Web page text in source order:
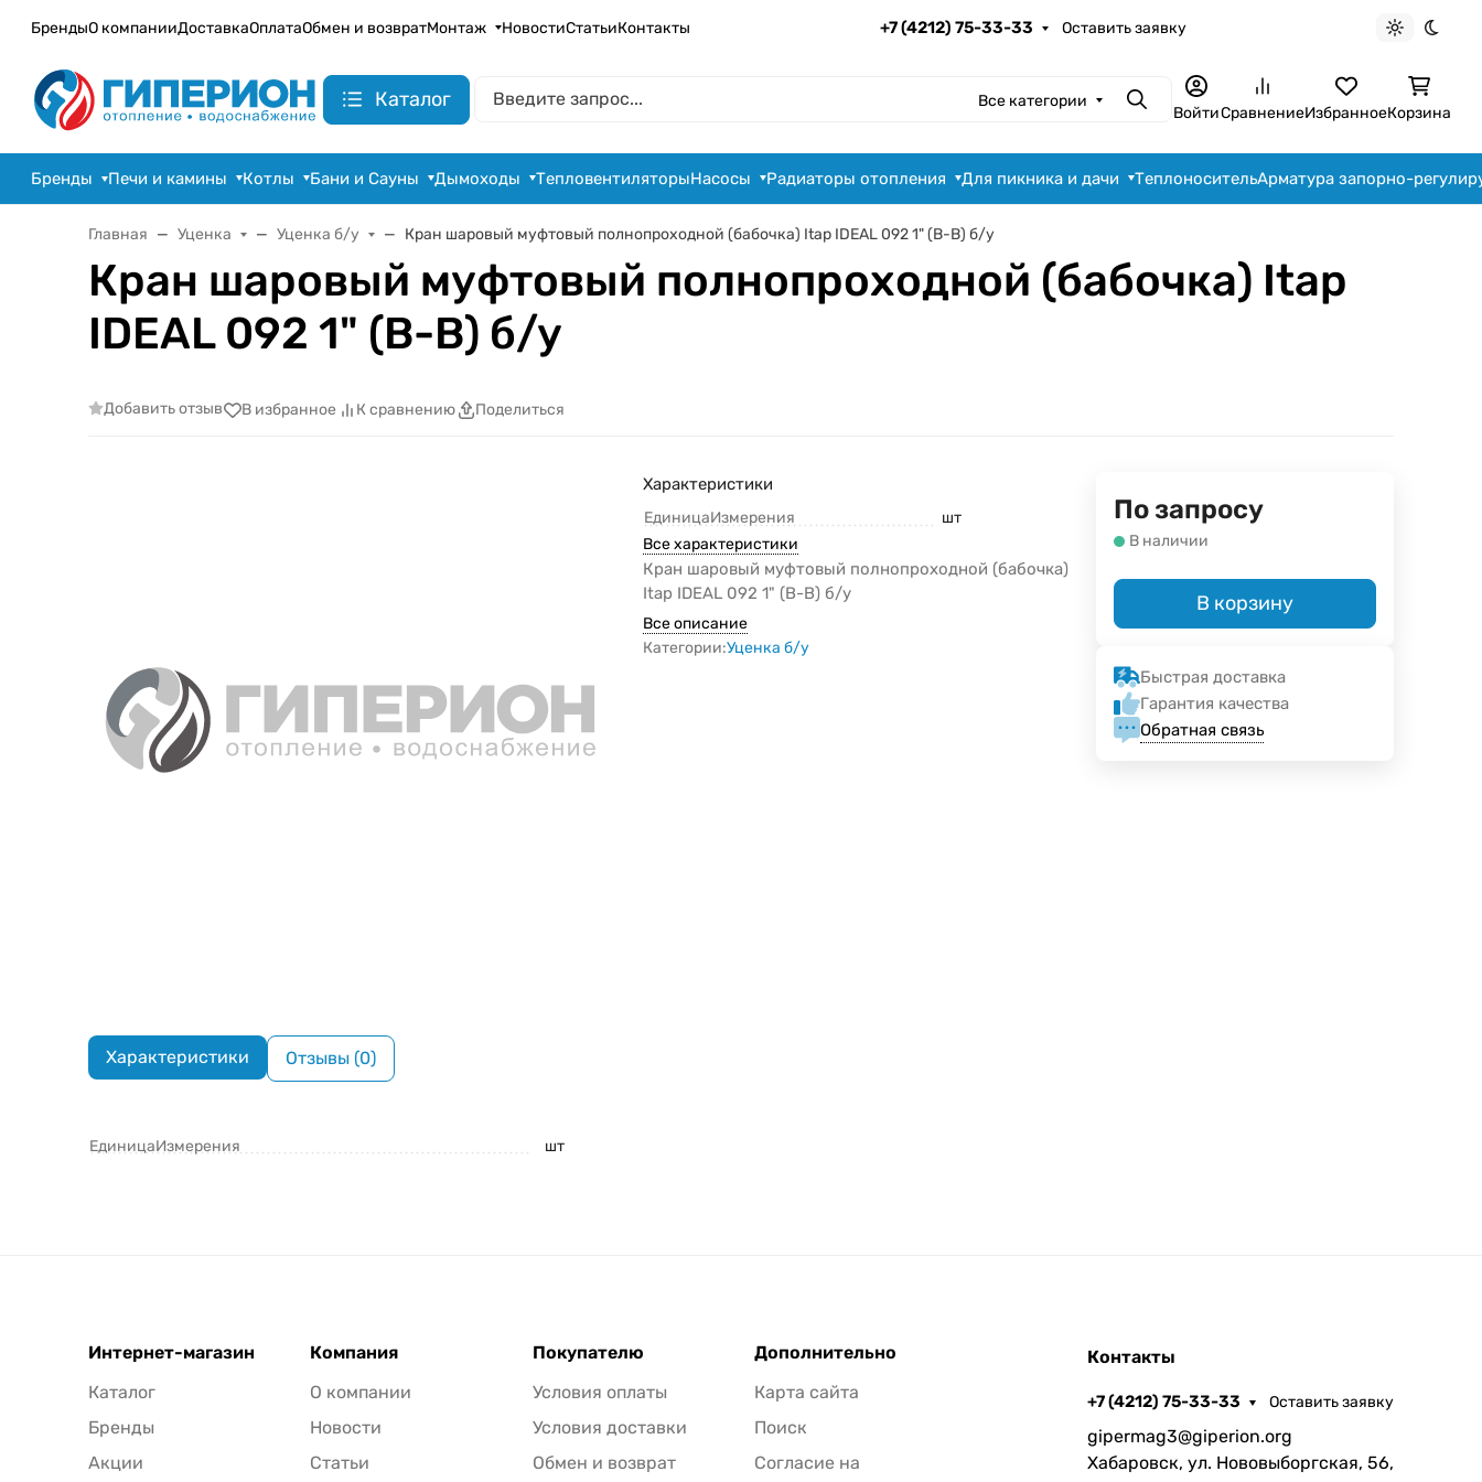
БрендыО компанииДоставкаОплатаОбмен и возвратМонтаж НовостиСтатьиКонтакты +7 (4212) 75-33-33 Оставить заявку
Светлая
Каталог Все категории ПоискВойтиСравнениеИзбранноеКорзина
Бренды Печи и камины Котлы Бани и Сауны Дымоходы ТепловентиляторыНасосы Радиаторы отопления Для пикника и дачи ТеплоносительАрматура запорно-
Главная Уценка Уценка б/у Кран шаровый муфтовый полнопроходной (бабочка) Itap IDEAL 092 1" (В-В) б/у
Кран шаровый муфтовый полнопроходной (бабочка) Itap
IDEAL 092 1" (В-В) б/у
Добавить отзыв В избранное К сравнению Поделиться
Характеристики
ЕдиницаИзмерения
шт
Все характеристики
Кран шаровый муфтовый полнопроходной (бабочка)
Itap IDEAL 092 1" (В-В) б/у
Все описание
Категории:Уценка б/у
По запросу
В наличии
В корзину
Быстрая доставка
Гарантия качества
Обратная связь
Характеристики Отзывы (0)
ЕдиницаИзмерения шт
Интернет-магазин
Каталог
Бренды
Акции
Компания
О компании
Новости
Статьи
Покупателю
Условия оплаты
Условия доставки
Обмен и возврат
Дополнительно
Карта сайта
Поиск
Согласие на
Контакты
+7 (4212) 75-33-33 Оставить заявку
gipermag3@giperion.org
Хабаровск, ул. Нововыборгская, 56,